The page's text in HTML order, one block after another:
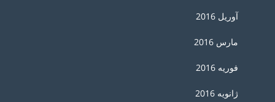
آوریل 2016
مارس 2016
فوریه 2016
ژانویه 2016